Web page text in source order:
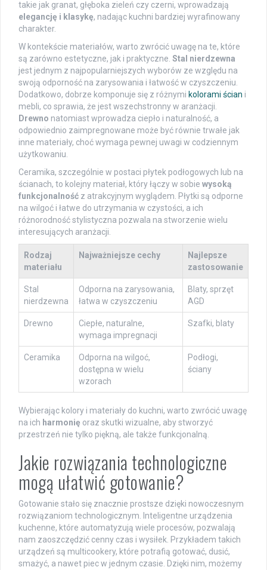
takie jak granat, głęboka zieleń czy czerni, wprowadzają
elegancję i klasykę, nadając kuchni bardziej wyrafinowany
charakter.
W kontekście materiałów, warto zwrócić uwagę na te, które
są zarówno estetyczne, jak i praktyczne. Stal nierdzewna
jest jednym z najpopularniejszych wyborów ze względu na
swoją odporność na zarysowania i łatwość w czyszczeniu.
Dodatkowo, dobrze komponuje się z różnymi kolorami ścian i
mebli, co sprawia, że jest wszechstronny w aranżacji.
Drewno natomiast wprowadza ciepło i naturalność, a
odpowiednio zaimpregnowane może być równie trwałe jak
inne materiały, choć wymaga pewnej uwagi w codziennym
użytkowaniu.
Ceramika, szczególnie w postaci płytek podłogowych lub na
ścianach, to kolejny materiał, który łączy w sobie wysoką
funkcjonalność z atrakcyjnym wyglądem. Płytki są odporne
na wilgoć i łatwe do utrzymania w czystości, a ich
różnorodność stylistyczna pozwala na stworzenie wielu
interesujących aranżacji.
Rodzaj
materiału
Najważniejsze cechy
Najlepsze
zastosowanie
Stal
nierdzewna
Odporna na zarysowania,
łatwa w czyszczeniu
Blaty, sprzęt
AGD
Drewno
Ciepłe, naturalne,
wymaga impregnacji
Szafki, blaty
Ceramika
Odporna na wilgoć,
dostępna w wielu
wzorach
Podłogi,
ściany
Wybierając kolory i materiały do kuchni, warto zwrócić uwagę
na ich harmonię oraz skutki wizualne, aby stworzyć
przestrzeń nie tylko piękną, ale także funkcjonalną.
Jakie rozwiązania technologiczne
mogą ułatwić gotowanie?
Gotowanie stało się znacznie prostsze dzięki nowoczesnym
rozwiązaniom technologicznym. Inteligentne urządzenia
kuchenne, które automatyzują wiele procesów, pozwalają
nam zaoszczędzić cenny czas i wysiłek. Przykładem takich
urządzeń są multicookery, które potrafią gotować, dusić,
smażyć, a nawet piec w jednym czasie. Dzięki nim, możemy